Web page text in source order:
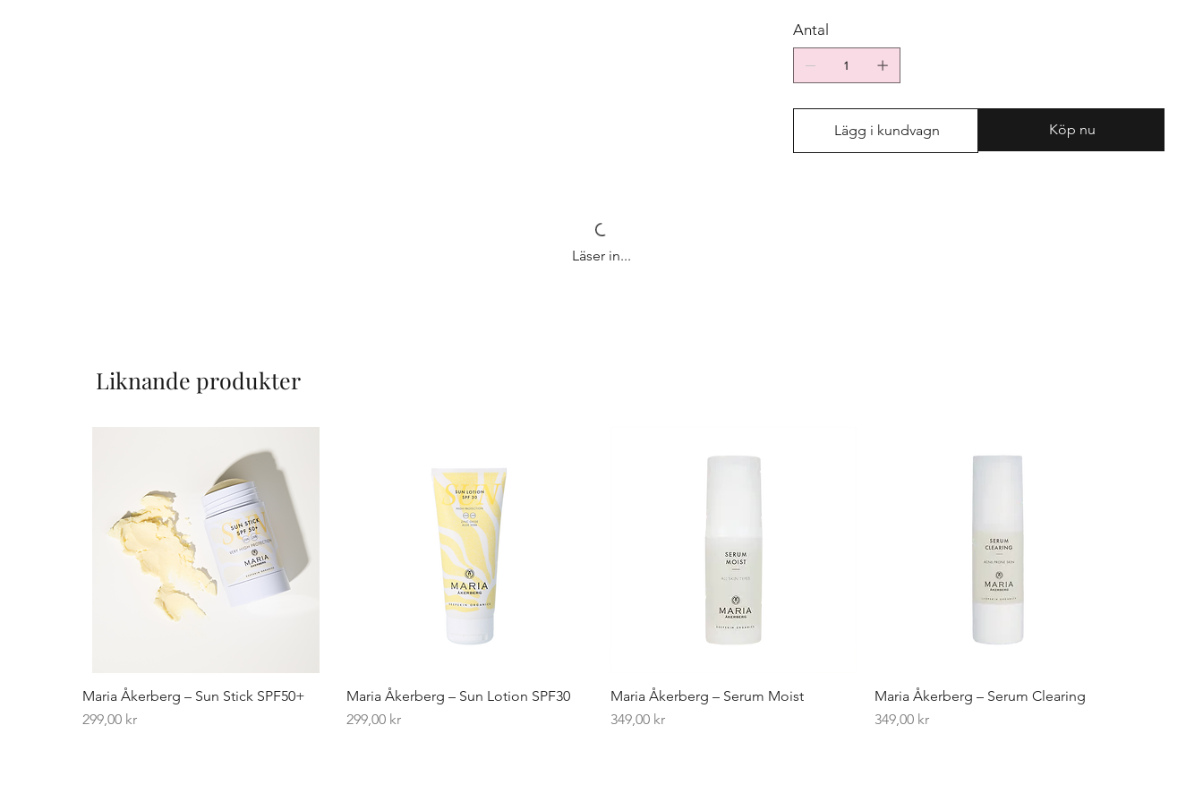
Antal
Lägg i kundvagn Köp nu
Läser in...
Liknande produkter
Maria Åkerberg – Sun Stick SPF50+
Pris
299,00 kr
Maria Åkerberg – Sun Lotion SPF30
Pris
299,00 kr
Maria Åkerberg – Serum Moist
Pris
349,00 kr
Maria Åkerberg – Serum Clearing
Pris
349,00 kr